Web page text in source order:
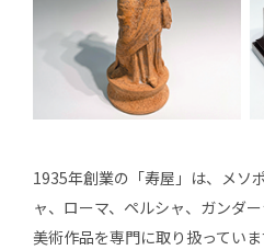
1935年創業の「寿屋」は、メソ
ャ、ローマ、ペルシャ、ガンダ
美術作品を専門に取り扱ってい